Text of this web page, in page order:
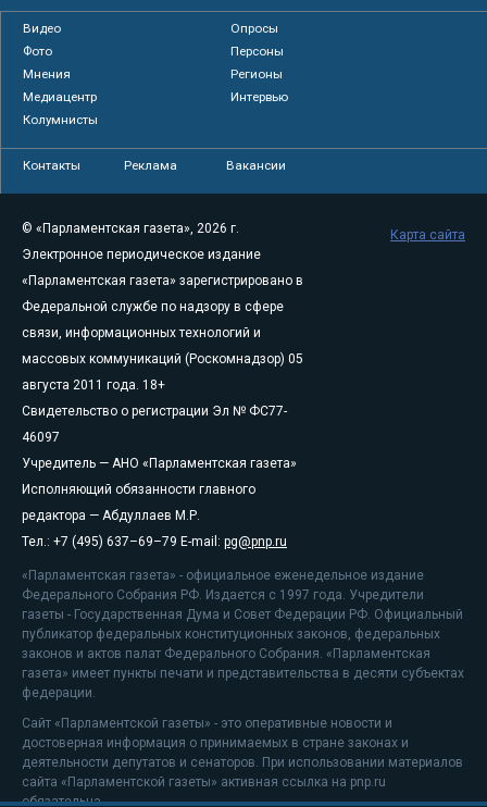
Видео
Опросы
Фото
Персоны
Мнения
Регионы
Медиацентр
Интервью
Колумнисты
Контакты Реклама Вакансии
© «Парламентская газета», 2026 г.
Электронное периодическое издание
«Парламентская газета» зарегистрировано в
Федеральной службе по надзору в сфере
связи, информационных технологий и
массовых коммуникаций (Роскомнадзор) 05
августа 2011 года. 18+
Свидетельство о регистрации Эл № ФС77-
46097
Учредитель — АНО «Парламентская газета»
Исполняющий обязанности главного
редактора — Абдуллаев М.Р.
Тел.: +7 (495) 637–69–79 E-mail: pg@pnp.ru
«Парламентская газета» - официальное еженедельное издание
Федерального Собрания РФ. Издается с 1997 года. Учредители
газеты - Государственная Дума и Совет Федерации РФ. Официальный
публикатор федеральных конституционных законов, федеральных
законов и актов палат Федерального Собрания. «Парламентская
газета» имеет пункты печати и представительства в десяти субъектах
федерации.
Сайт «Парламентской газеты» - это оперативные новости и
достоверная информация о принимаемых в стране законах и
деятельности депутатов и сенаторов. При использовании материалов
сайта «Парламентской газеты» активная ссылка на pnp.ru
обязательна.
Карта сайта